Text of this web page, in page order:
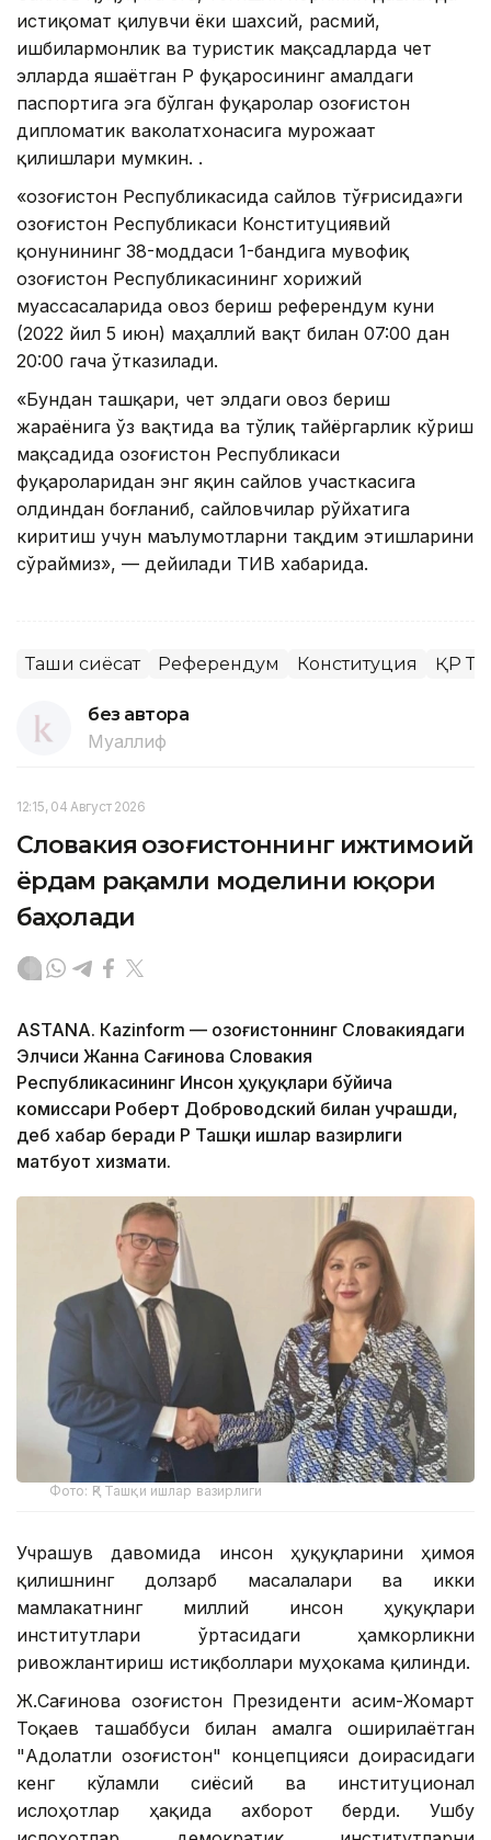
истиқомат қилувчи ёки шахсий, расмий,
ишбилармонлик ва туристик мақсадларда чет
элларда яшаётган ҚР фуқаросининг амалдаги
паспортига эга бўлган фуқаролар Қозоғистон
дипломатик ваколатхонасига мурожаат
қилишлари мумкин. .
«Қозоғистон Республикасида сайлов тўғрисида»ги
Қозоғистон Республикаси Конституциявий
қонунининг 38-моддаси 1-бандига мувофиқ
Қозоғистон Республикасининг хорижий
муассасаларида овоз бериш референдум куни
(2022 йил 5 июн) маҳаллий вақт билан 07:00 дан
20:00 гача ўтказилади.
«Бундан ташқари, чет элдаги овоз бериш
жараёнига ўз вақтида ва тўлиқ тайёргарлик кўриш
мақсадида Қозоғистон Республикаси
фуқароларидан энг яқин сайлов участкасига
олдиндан боғланиб, сайловчилар рўйхатига
киритиш учун маълумотларни тақдим этишларини
сўраймиз», — дейилади ТИВ хабарида.
Ташқи сиёсат Референдум Конституция ҚР
без автора
Муаллиф
12:15, 04 Август 2026
Словакия Қозоғистоннинг ижтимоий
ёрдам рақамли моделини юқори
баҳолади
ASTANА. Кazinform — Қозоғистоннинг Словакиядаги
Элчиси Жанна Сағинова Словакия
Республикасининг Инсон ҳуқуқлари бўйича
комиссари Роберт Доброводский билан учрашди,
деб хабар беради ҚР Ташқи ишлар вазирлиги
матбуот хизмати.
Фото: ҚР Ташқи ишлар вазирлиги
Учрашув давомида инсон ҳуқуқларини ҳимоя
қилишнинг долзарб масалалари ва икки
мамлакатнинг миллий инсон ҳуқуқлари
институтлари ўртасидаги ҳамкорликни
ривожлантириш истиқболлари муҳокама қилинди.
Ж.Сағинова Қозоғистон Президенти Қасим-Жомарт
Тоқаев ташаббуси билан амалга оширилаётган
"Адолатли Қозоғистон" концепцияси доирасидаги
кенг кўламли сиёсий ва институционал
ислоҳотлар ҳақида ахборот берди. Ушбу